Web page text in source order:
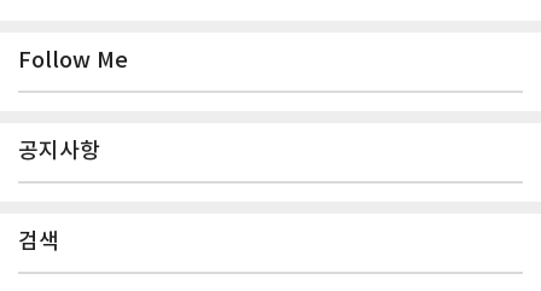
Follow Me
공지사항
검색